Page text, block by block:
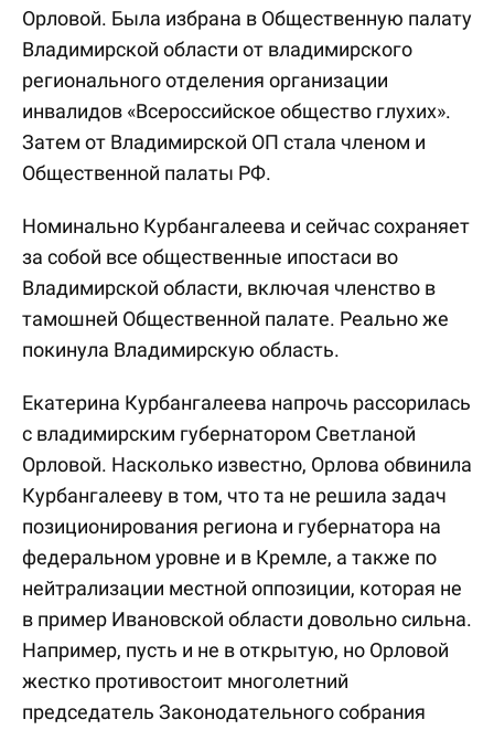
Орловой. Была избрана в Общественную палату
Владимирской области от владимирского
регионального отделения организации
инвалидов «Всероссийское общество глухих».
Затем от Владимирской ОП стала членом и
Общественной палаты РФ.
Номинально Курбангалеева и сейчас сохраняет
за собой все общественные ипостаси во
Владимирской области, включая членство в
тамошней Общественной палате. Реально же
покинула Владимирскую область.
Екатерина Курбангалеева напрочь рассорилась
с владимирским губернатором Светланой
Орловой. Насколько известно, Орлова обвинила
Курбангалееву в том, что та не решила задач
позиционирования региона и губернатора на
федеральном уровне и в Кремле, а также по
нейтрализации местной оппозиции, которая не
в пример Ивановской области довольно сильна.
Например, пусть и не в открытую, но Орловой
жестко противостоит многолетний
председатель Законодательного собрания